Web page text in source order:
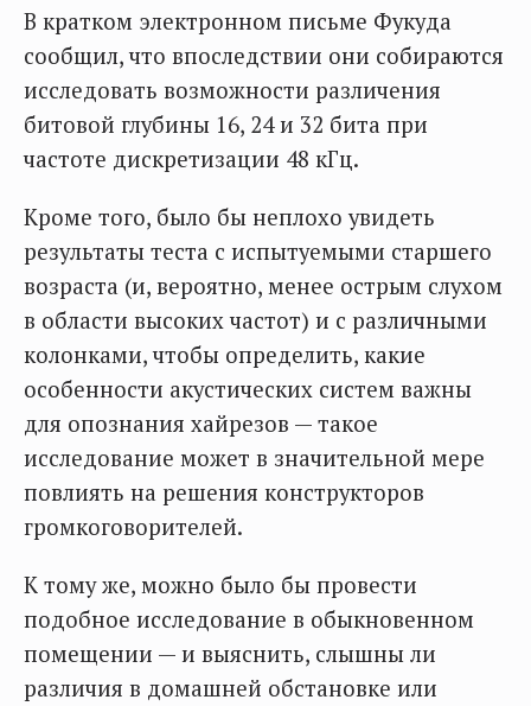
В кратком электронном письме Фукуда
сообщил, что впоследствии они собираются
исследовать возможности различения
битовой глубины 16, 24 и 32 бита при
частоте дискретизации 48 кГц.
Кроме того, было бы неплохо увидеть
результаты теста с испытуемыми старшего
возраста (и, вероятно, менее острым слухом
в области высоких частот) и с различными
колонками, чтобы определить, какие
особенности акустических систем важны
для опознания хайрезов — такое
исследование может в значительной мере
повлиять на решения конструкторов
громкоговорителей.
К тому же, можно было бы провести
подобное исследование в обыкновенном
помещении — и выяснить, слышны ли
различия в домашней обстановке или